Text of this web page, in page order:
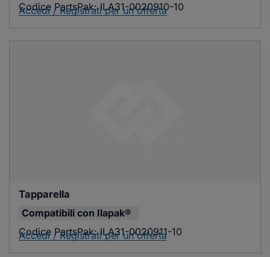
Codice PartsPak:ILA31-0020910-10
Accedi / Registrati per un'offerta
Tapparella
Compatibili con Ilapak®
Codice PartsPak:ILA31-0020911-10
Accedi / Registrati per un'offerta